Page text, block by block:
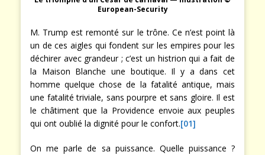
European-Security
M. Trump est remonté sur le trône. Ce n’est point là
un de ces aigles qui fondent sur les empires pour les
déchirer avec grandeur ; c’est un histrion qui a fait de
la Maison Blanche une boutique. Il y a dans cet
homme quelque chose de la fatalité antique, mais
une fatalité triviale, sans pourpre et sans gloire. Il est
le châtiment que la Providence envoie aux peuples
qui ont oublié la dignité pour le confort.[01]
On me parle de sa puissance. Quelle puissance ?